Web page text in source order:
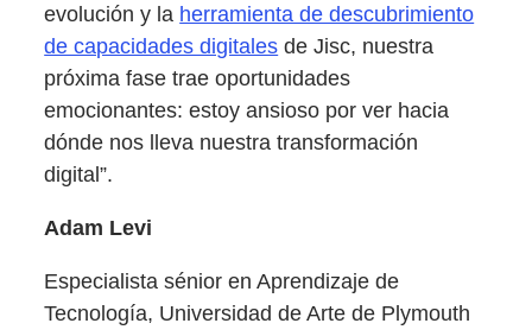
evolución y la herramienta de descubrimiento
de capacidades digitales de Jisc, nuestra
próxima fase trae oportunidades
emocionantes: estoy ansioso por ver hacia
dónde nos lleva nuestra transformación
digital”.
Adam Levi
Especialista sénior en Aprendizaje de
Tecnología, Universidad de Arte de Plymouth